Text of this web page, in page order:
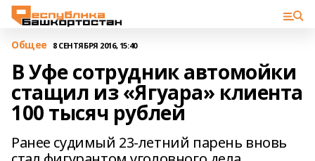
Общее 8 СЕНТЯБРЯ 2016, 15:40
В Уфе сотрудник автомойки
стащил из «Ягуара» клиента
100 тысяч рублей
Ранее судимый 23-летний парень вновь